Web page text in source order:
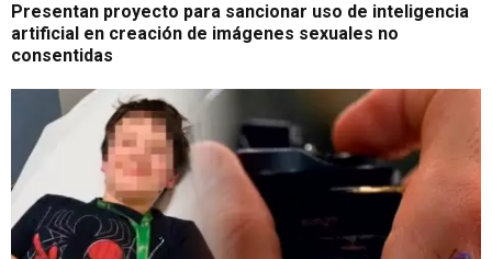
Presentan proyecto para sancionar uso de inteligencia
artificial en creación de imágenes sexuales no
consentidas